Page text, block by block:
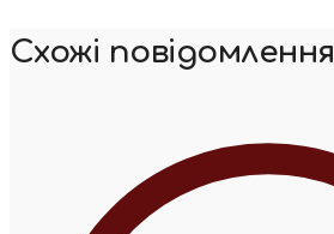
Схожі повідомлення